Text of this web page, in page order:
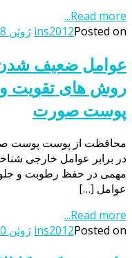
Read more...
ins2012Posted on ژوئن 28, 2026
عوامل ضعیف
روش های تقویت
پوست صورت
محافظت از پوست پوست
در برابر عوامل خارجی
مهمی در حفظ رطوبت و
عوامل […]
Read more...
ins2012Posted on ژوئن 20, 2026